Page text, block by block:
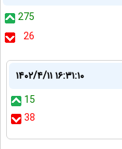
275
26
۱۴۰۲/۴/۱۱ ۱۶:۳۱:۱۰
15
38